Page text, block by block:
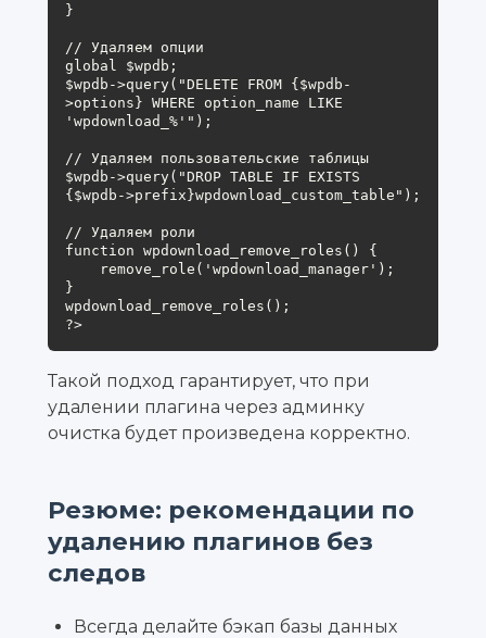
}
// Удаляем опции
global $wpdb;
$wpdb->query("DELETE FROM {$wpdb-
>options} WHERE option_name LIKE
'wpdownload_%'");
// Удаляем пользовательские таблицы
$wpdb->query("DROP TABLE IF EXISTS
{$wpdb->prefix}wpdownload_custom_table");
// Удаляем роли
function wpdownload_remove_roles() {
}
wpdownload_remove_roles();
?>
Такой подход гарантирует, что при
удалении плагина через админку
очистка будет произведена корректно.
Резюме: рекомендации по
удалению плагинов без
следов
Всегда делайте бэкап базы данных